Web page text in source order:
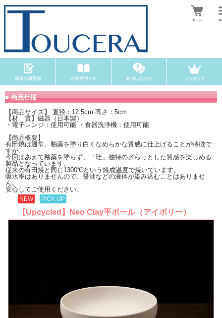
■ 商品仕様
【商品サイズ】 直径：12.5cm 高さ：5cm
【材 質】磁器（日本製）
・電子レンジ：使用可能 ・食器洗浄機：使用可能
【商品概要】
有田焼は通常、釉薬を塗り白くなめらかな質感に仕上げることが特徴で
すが、
今回はあえて釉薬を塗らず、「珪」独特のざらっとした質感を楽しめる
製品となっています。
従来の有田焼と同じ1300℃という焼成温度で焼いています。
吸水率はありませんので、醤油などの液体が染み込むことはありませ
ん。
安心してご使用ください。
NEW PICK UP
【Upcycled】Neo Clay平ボール（アイボリー）